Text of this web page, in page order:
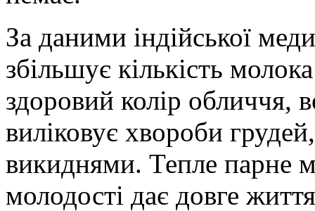
За даними індійської
збільшує кількість
здоровий колір обличчя,
виліковує хвороби
викиднями. Тепле парне
молодості дає довге